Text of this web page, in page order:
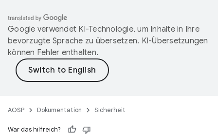
Google verwendet KI-Technologie, um Inhalte in Ihre
bevorzugte Sprache zu übersetzen. KI-Übersetzungen
können Fehler enthalten.
AOSP Dokumentation Sicherheit
War das hilfreich?